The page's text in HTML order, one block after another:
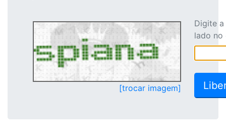
[trocar imagem]
Digite
lado no